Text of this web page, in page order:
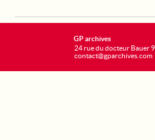
GP archives
24 rue du docteur Bauer
contact@gparchives.com